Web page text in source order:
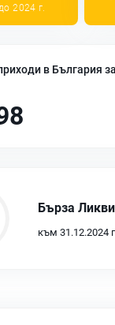
2024 г.
в България
Бърза
към 31.12.2024